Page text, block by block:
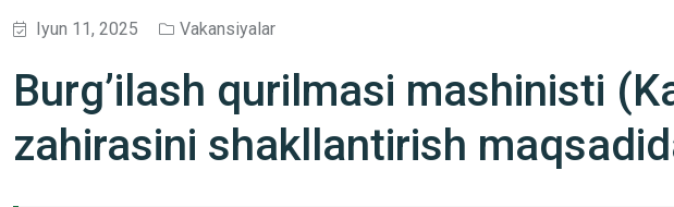
Iyun 11, 2025 Vakansiyalar
Burg’ilash qurilmasi mashinisti
zahirasini shakllantirish